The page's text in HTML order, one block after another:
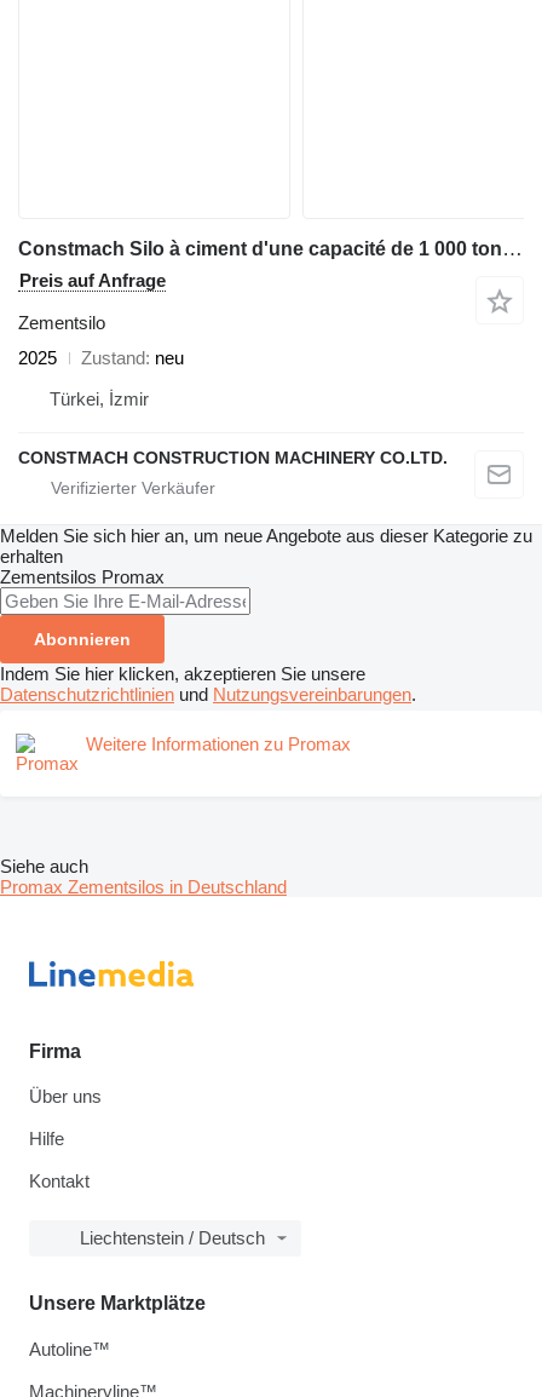
Constmach Silo à ciment d'une capacité de 1 000 tonnes
Preis auf Anfrage
Zementsilo
2025
Zustand neu
Türkei, İzmir
CONSTMACH CONSTRUCTION MACHINERY CO.LTD.
Melden Sie sich hier an, um neue Angebote aus dieser Kategorie zu
erhalten
Zementsilos Promax
Abonnieren
Indem Sie hier klicken, akzeptieren Sie unsere
Datenschutzrichtlinien und Nutzungsvereinbarungen.
Weitere Informationen zu Promax
Siehe auch
Promax Zementsilos in Deutschland
Firma
Über uns
Hilfe
Kontakt
Liechtenstein / Deutsch
Unsere Marktplätze
Autoline™
Machineryline™